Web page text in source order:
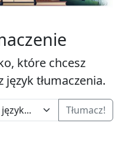
które chcesz
język tłumaczenia.
Tłumacz!